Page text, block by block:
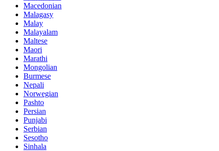
Macedonian
Malagasy
Malay
Malayalam
Maltese
Maori
Marathi
Mongolian
Burmese
Nepali
Norwegian
Pashto
Persian
Punjabi
Serbian
Sesotho
Sinhala